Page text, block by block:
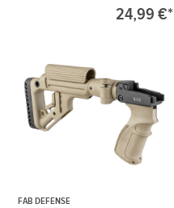
24,99 €*
FAB DEFENSE